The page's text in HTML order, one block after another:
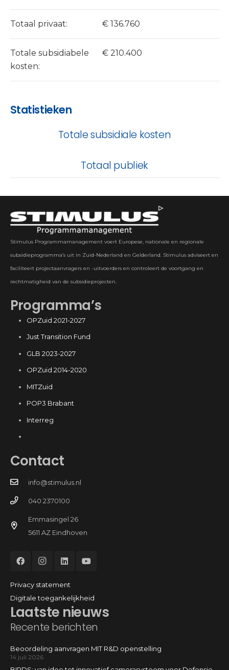
Totaal privaat: € 136.760
Totale subsidiabele
kosten:
€ 210.400
Statistieken
Totale subsidiale kosten
Totaal publiek
Stimulus Programmamanagement voert Europese, nationale en regionale
subsidieprogramma’s uit in Zuid-Nederland en Gelderland. Stimulus adviseert en
faciliteert projectaanvragers en -uitvoerders en controleert de voortgang en
rechtmatigheid van de subsidieprojecten.
Programma’s
OPZuid 2021-2027
Just Transition Fund
GLB 2023-2027
OPZuid 2014-2020
MITZuid
POP3 Brabant
Interreg
Laatste nieuws
Recente berichten
Beoordeling aanvragen MIT R&D openstelling
14 juli 2026
Contact
info@stimulus.nl
040 2370100
Emmasingel 26
5611 AZ Eindhoven
Privacy statement
Digitale toegankelijkheid